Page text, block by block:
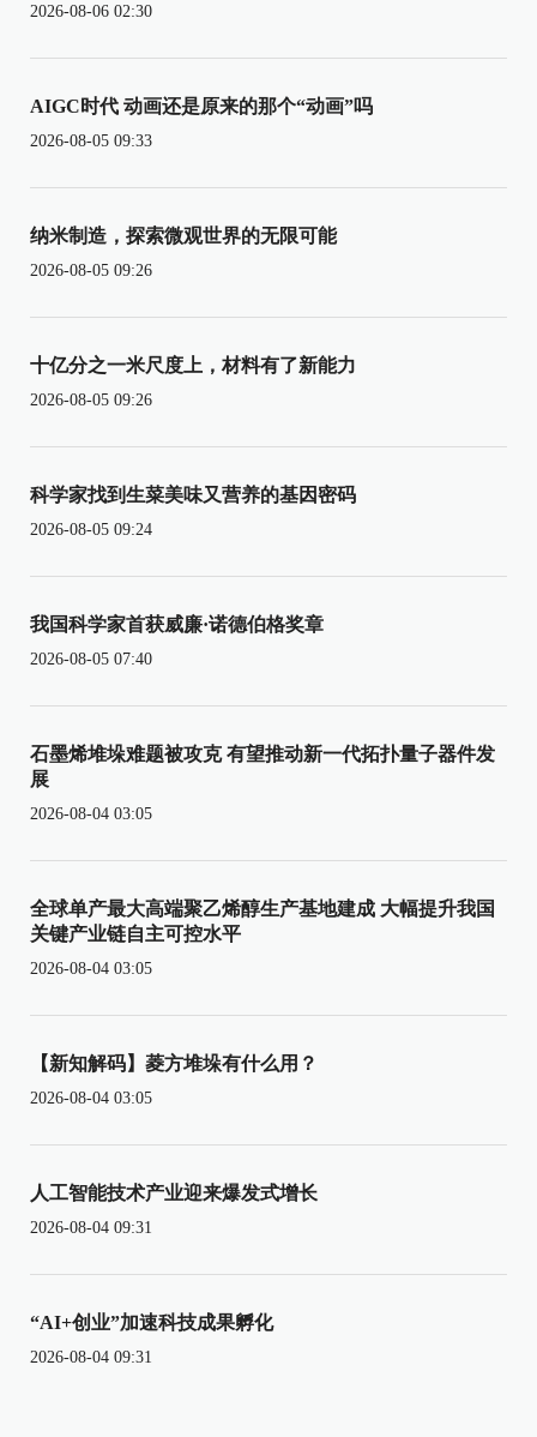
2026-08-06 02:30
AIGC时代 动画还是原来的那个“动画”吗
2026-08-05 09:33
纳米制造，探索微观世界的无限可能
2026-08-05 09:26
十亿分之一米尺度上，材料有了新能力
2026-08-05 09:26
科学家找到生菜美味又营养的基因密码
2026-08-05 09:24
我国科学家首获威廉·诺德伯格奖章
2026-08-05 07:40
石墨烯堆垛难题被攻克 有望推动新一代拓扑量子器件发
展
2026-08-04 03:05
全球单产最大高端聚乙烯醇生产基地建成 大幅提升我国
关键产业链自主可控水平
2026-08-04 03:05
【新知解码】菱方堆垛有什么用？
2026-08-04 03:05
人工智能技术产业迎来爆发式增长
2026-08-04 09:31
“AI+创业”加速科技成果孵化
2026-08-04 09:31